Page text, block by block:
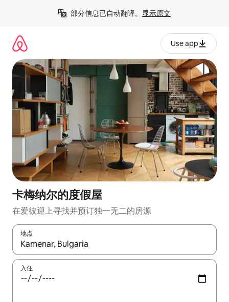
部分信息已自动翻译。 显示原文
Use app
卡梅纳尔的度假屋
在爱彼迎上寻找并预订独一无二的房源
地点
如有搜索结果，请使用上下方向键查看，或通过点击或滑动手势
入住